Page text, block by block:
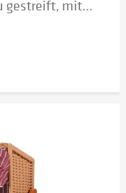
gestreift, mit...